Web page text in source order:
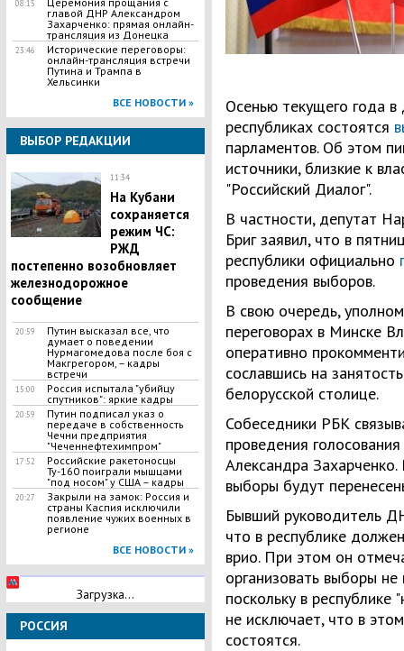
08:15
главой ДНР Александром
Захарченко: прямая онлайн-
трансляция из Донецка
23:46
Исторические переговоры:
онлайн-трансляция встречи
Путина и Трампа в
Хельсинки
ВСЕ НОВОСТИ »
ВЫБОР РЕДАКЦИИ
11:34
На Кубани
сохраняется
режим ЧС:
РЖД
постепенно возобновляет
железнодорожное
сообщение
20:59
Путин высказал все, что
думает о поведении
Нурмагомедова после боя с
Макгрегором, – кадры
встречи
15:00
Россия испытала "убийцу
спутников": яркие кадры
20:59
Путин подписал указ о
передаче в собственность
Чечни предприятия
"Чеченнефтехимпром"
17:52
Российские ракетоносцы
Ту-160 поиграли мышцами
"под носом" у США – кадры
20:27
Закрыли на замок: Россия и
страны Каспия исключили
появление чужих военных в
регионе
ВСЕ НОВОСТИ »
Загрузка...
РОССИЯ
Осенью текущего года
республиках состоятся
парламентов. Об этом
источники, близкие к
"Российский Диалог".
В частности, депутат
Бриг заявил, что в
республики официально
проведения выборов.
В свою очередь,
переговорах в Минске
оперативно
сославшись на
белорусской столице.
Собеседники РБК
проведения
Александра
выборы будут
Бывший руководитель
что в республике
врио. При этом он
организовать выборы
поскольку в республике
не исключает, что в
состоятся.